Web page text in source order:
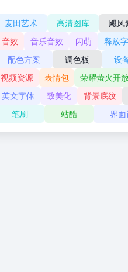
麦田艺术 高清图库
飓风
音效
音乐音效 闪萌
释放
配色方案
调色板
设
视频资源
表情包
荣耀萤火开
英文字体
致美化 背景底纹
笔刷
站酷 界